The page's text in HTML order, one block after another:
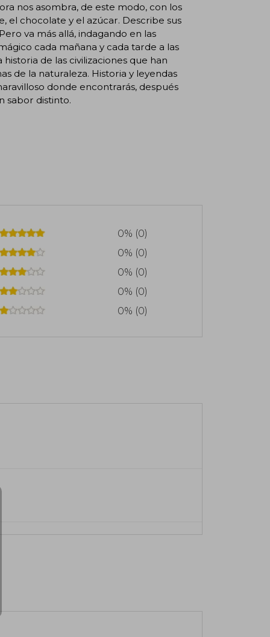
nos asombra, de este modo, con los
el chocolate y el azúcar. Describe sus
va más allá, indagando en las
cada mañana y cada tarde a las
de las civilizaciones que han
de la naturaleza. Historia y leyendas
donde encontrarás, después
sabor distinto.
0% (0)
0% (0)
0% (0)
0% (0)
0% (0)